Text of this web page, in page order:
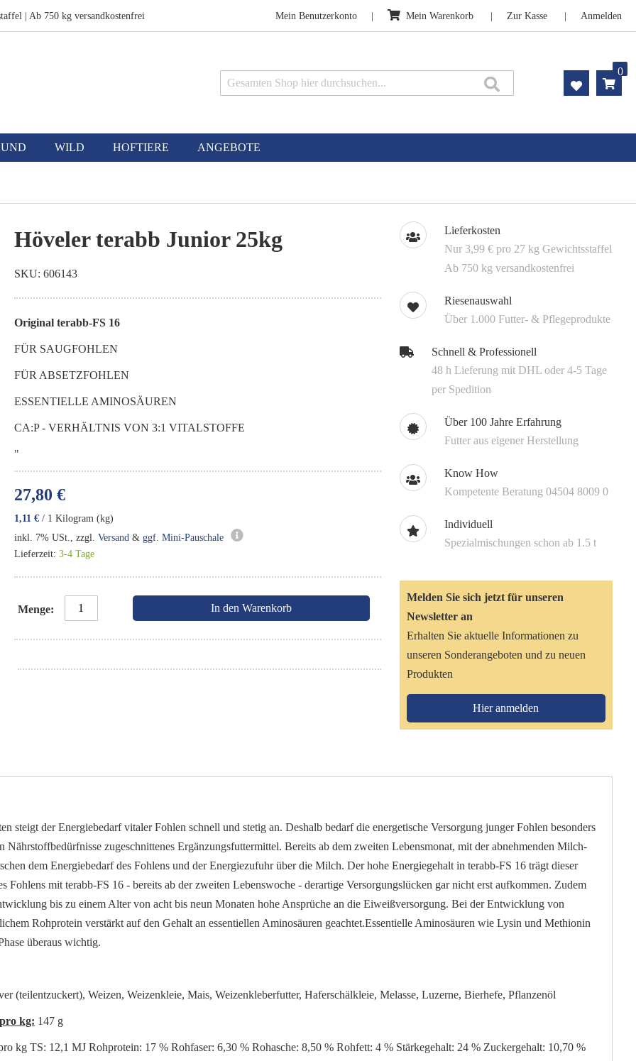
Mein Benutzerkonto Anmelden
| Ab 750 kg versandkostenfrei Mein Warenkorb Zur Kasse
0
WILD HOFTIERE ANGEBOTE
Höveler terabb Junior 25kg
27,80 €
1,11 € / 1 Kilogram (kg)
inkl. 7% USt., zzgl. Versand& ggf. Mini-Pauschale
Lieferzeit: 3-4 Tage
Menge In den Warenkorb
Original terabb-FS 16
FÜR SAUGFOHLEN
FÜR ABSETZFOHLEN
ESSENTIELLE AMINOSÄUREN
CA:P - VERHÄLTNIS VON 3:1 VITALSTOFFE
"
SKU 606143
Lieferkosten
Nur 3,99 € pro 27 kg Gewichtsstaffel
Ab 750 kg versandkostenfrei
Riesenauswahl
Über 1.000 Futter- & Pflegeprodukte
Schnell & Professionell
48 h Lieferung mit DHL oder 4-5 Tage
per Spedition
Über 100 Jahre Erfahrung
Futter aus eigener Herstellung
Know How
Kompetente Beratung 04504 8009 0
Individuell
Spezialmischungen schon ab 1.5 t
Melden Sie sich jetzt für unseren
Newsletter an
Erhalten Sie aktuelle Informationen zu
unseren Sonderangeboten und zu neuen
Produkten
Hier anmelden
steigt der Energie­bedarf vitaler Fohlen schnell und stetig an. Deshalb bedarf die energetische Ver­sorgung junger Fohlen besonders
Nährstoff­bedürfnisse zugeschnittenes Ergänzungs­futter­mittel. Bereits ab dem zweiten Lebens­monat, mit der abnehmenden Milch­
dem Energie­bedarf des Fohlens und der Energie­zufuhr über die Milch. Der hohe Energie­gehalt in terabb-FS 16 trägt dieser
mit terabb-FS 16 - bereits ab der zweiten Lebens­woche - derartige Versorgungs­lücken gar nicht erst auf­kommen. Zudem
bis zu einem Alter von acht bis neun Monaten hohe An­sprüche an die Ei­weiß­versorgung. Bei der Entwicklung von
Rohprotein verstärkt auf den Gehalt an essentiellen Aminosäuren geachtet.Essentielle Aminosäuren wie Lysin und Methionin
überaus wichtig.
(teilentzuckert), Weizen, Weizenkleie, Mais, Weizenkleberfutter, Haferschälkleie, Melasse, Luzerne, Bierhefe, Pflanzenöl
kg: 147 g
kg TS: 12,1 MJ Rohprotein: 17 % Rohfaser: 6,30 % Rohasche: 8,50 % Rohfett: 4 % Stärkegehalt: 24 % Zuckergehalt: 10,70 %